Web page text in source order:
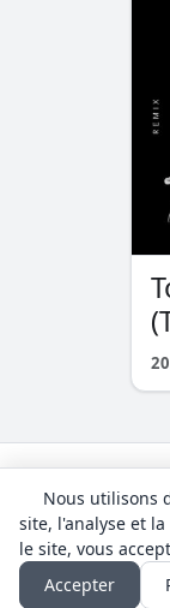
Tous les textes
textes des
Nous utilisons
site, l'analyse et
le site, vous
Accepter